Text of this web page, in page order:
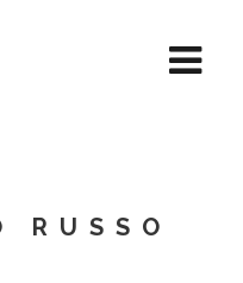
RUSSO